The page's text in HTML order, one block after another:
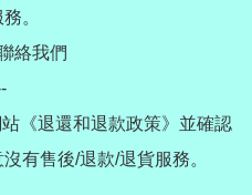
。
絡我們
《退還和退款政策》並確認
有售後/退款/退貨服務。